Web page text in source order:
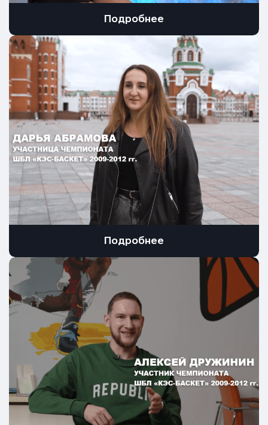
Подробнее
Подробнее